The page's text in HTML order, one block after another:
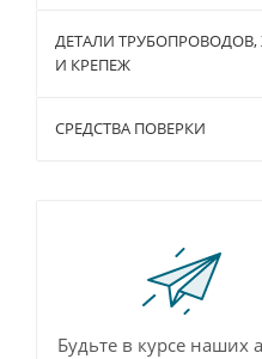
ДЕТАЛИ
И КРЕПЕЖ
СРЕДСТВА ПОВЕРКИ
Будьте в курсе наших